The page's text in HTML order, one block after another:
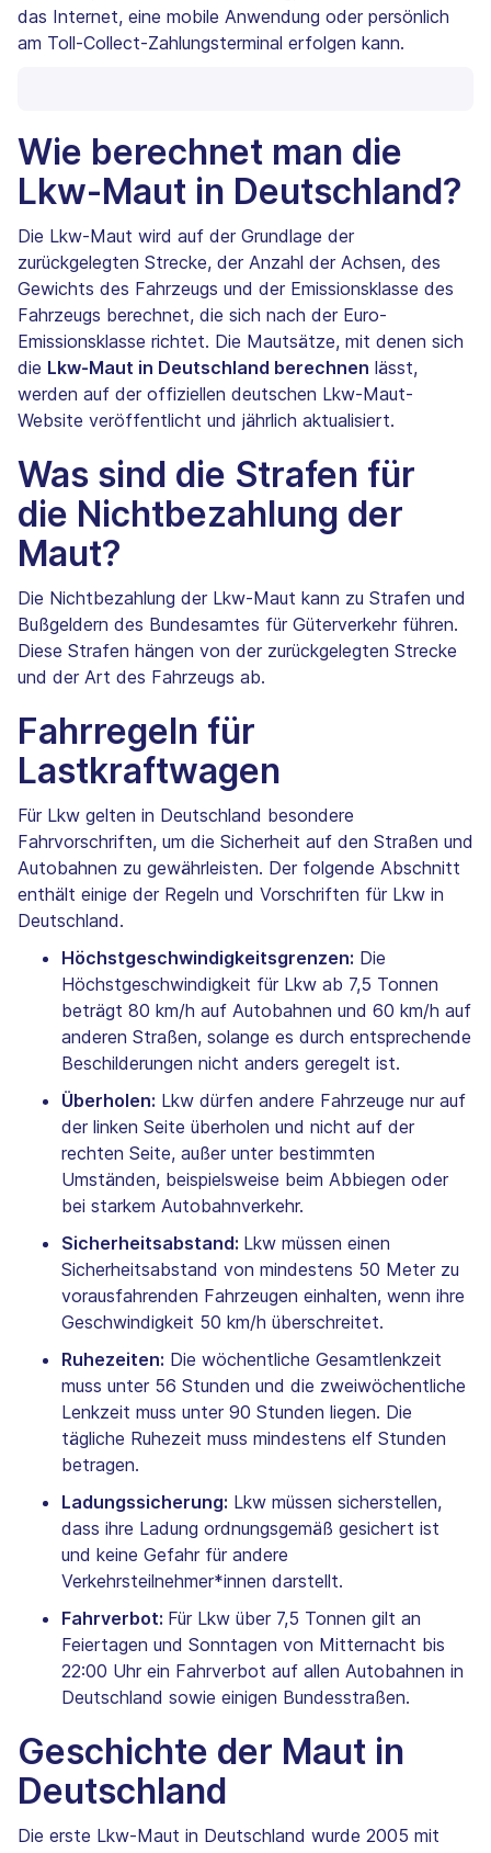
das Internet, eine mobile Anwendung oder persönlich
am Toll-Collect-Zahlungsterminal erfolgen kann.
Wie berechnet man die
Lkw-Maut in Deutschland?
Die Lkw-Maut wird auf der Grundlage der
zurückgelegten Strecke, der Anzahl der Achsen, des
Gewichts des Fahrzeugs und der Emissionsklasse des
Fahrzeugs berechnet, die sich nach der Euro-
Emissionsklasse richtet. Die Mautsätze, mit denen sich
die Lkw-Maut in Deutschland berechnen lässt,
werden auf der offiziellen deutschen Lkw-Maut-
Website veröffentlicht und jährlich aktualisiert.
Was sind die Strafen für
die Nichtbezahlung der
Maut?
Die Nichtbezahlung der Lkw-Maut kann zu Strafen und
Bußgeldern des Bundesamtes für Güterverkehr führen.
Diese Strafen hängen von der zurückgelegten Strecke
und der Art des Fahrzeugs ab.
Fahrregeln für
Lastkraftwagen
Für Lkw gelten in Deutschland besondere
Fahrvorschriften, um die Sicherheit auf den Straßen und
Autobahnen zu gewährleisten. Der folgende Abschnitt
enthält einige der Regeln und Vorschriften für Lkw in
Deutschland.
Höchstgeschwindigkeitsgrenzen: Die
Höchstgeschwindigkeit für Lkw ab 7,5 Tonnen
beträgt 80 km/h auf Autobahnen und 60 km/h auf
anderen Straßen, solange es durch entsprechende
Beschilderungen nicht anders geregelt ist.
Überholen: Lkw dürfen andere Fahrzeuge nur auf
der linken Seite überholen und nicht auf der
rechten Seite, außer unter bestimmten
Umständen, beispielsweise beim Abbiegen oder
bei starkem Autobahnverkehr.
Sicherheitsabstand: Lkw müssen einen
Sicherheitsabstand von mindestens 50 Meter zu
vorausfahrenden Fahrzeugen einhalten, wenn ihre
Geschwindigkeit 50 km/h überschreitet.
Ruhezeiten: Die wöchentliche Gesamtlenkzeit
muss unter 56 Stunden und die zweiwöchentliche
Lenkzeit muss unter 90 Stunden liegen. Die
tägliche Ruhezeit muss mindestens elf Stunden
betragen.
Ladungssicherung: Lkw müssen sicherstellen,
dass ihre Ladung ordnungsgemäß gesichert ist
und keine Gefahr für andere
Verkehrsteilnehmer*innen darstellt.
Fahrverbot: Für Lkw über 7,5 Tonnen gilt an
Feiertagen und Sonntagen von Mitternacht bis
22:00 Uhr ein Fahrverbot auf allen Autobahnen in
Deutschland sowie einigen Bundesstraßen.
Geschichte der Maut in
Deutschland
Die erste Lkw-Maut in Deutschland wurde 2005 mit